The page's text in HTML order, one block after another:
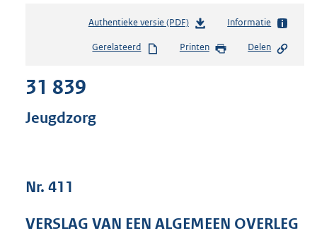
Authentieke versie (PDF)b
s
e
Informatie
Gerelateerd Printen Delen
31 839
Jeugdzorg
Nr. 411
VERSLAG VAN EEN ALGEMEEN OVERLEG